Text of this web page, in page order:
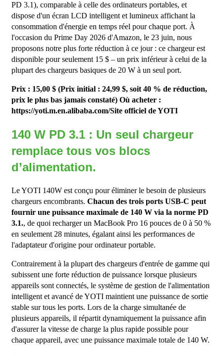
PD 3.1), comparable à celle des ordinateurs portables, et
dispose d'un écran LCD intelligent et lumineux affichant la
consommation d'énergie en temps réel pour chaque port. À
l'occasion du Prime Day 2026 d'Amazon, le 23 juin, nous
proposons notre plus forte réduction à ce jour : ce chargeur est
disponible pour seulement 15 $ – un prix inférieur à celui de la
plupart des chargeurs basiques de 20 W à un seul port.
Prix ​​: 15,00 $ (Prix initial : 24,99 $, soit 40 % de réduction,
prix le plus bas jamais constaté) Où acheter :
https://yoti.m.en.alibaba.com/Site officiel de YOTI
140 W PD 3.1 : Un seul chargeur
remplace tous vos blocs
d’alimentation.
Le YOTI 140W est conçu pour éliminer le besoin de plusieurs
chargeurs encombrants. Chacun des trois ports USB-C peut
fournir une puissance maximale de 140 W via la norme PD
3.1., de quoi recharger un MacBook Pro 16 pouces de 0 à 50 %
en seulement 28 minutes, égalant ainsi les performances de
l'adaptateur d'origine pour ordinateur portable.
Contrairement à la plupart des chargeurs d'entrée de gamme qui
subissent une forte réduction de puissance lorsque plusieurs
appareils sont connectés, le système de gestion de l'alimentation
intelligent et avancé de YOTI maintient une puissance de sortie
stable sur tous les ports. Lors de la charge simultanée de
plusieurs appareils, il répartit dynamiquement la puissance afin
d'assurer la vitesse de charge la plus rapide possible pour
chaque appareil, avec une puissance maximale totale de 140 W.